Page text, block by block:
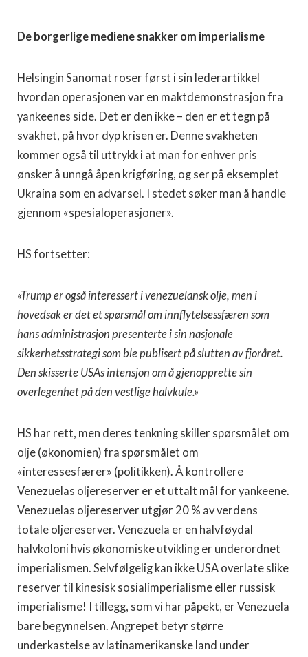
De borgerlige mediene snakker om imperialisme
Helsingin Sanomat roser først i sin lederartikkel
hvordan operasjonen var en maktdemonstrasjon fra
yankeenes side. Det er den ikke – den er et tegn på
svakhet, på hvor dyp krisen er. Denne svakheten
kommer også til uttrykk i at man for enhver pris
ønsker å unngå åpen krigføring, og ser på eksemplet
Ukraina som en advarsel. I stedet søker man å handle
gjennom «spesialoperasjoner».
HS fortsetter:
«Trump er også interessert i venezuelansk olje, men i
hovedsak er det et spørsmål om innflytelsessfæren som
hans administrasjon presenterte i sin nasjonale
sikkerhetsstrategi som ble publisert på slutten av fjoråret.
Den skisserte USAs intensjon om å gjenopprette sin
overlegenhet på den vestlige halvkule.»
HS har rett, men deres tenkning skiller spørsmålet om
olje (økonomien) fra spørsmålet om
«interessesfærer» (politikken). Å kontrollere
Venezuelas oljereserver er et uttalt mål for yankeene.
Venezuelas oljereserver utgjør 20 % av verdens
totale oljereserver. Venezuela er en halvføydal
halvkoloni hvis økonomiske utvikling er underordnet
imperialismen. Selvfølgelig kan ikke USA overlate slike
reserver til kinesisk sosialimperialisme eller russisk
imperialisme! I tillegg, som vi har påpekt, er Venezuela
bare begynnelsen. Angrepet betyr større
underkastelse av latinamerikanske land under